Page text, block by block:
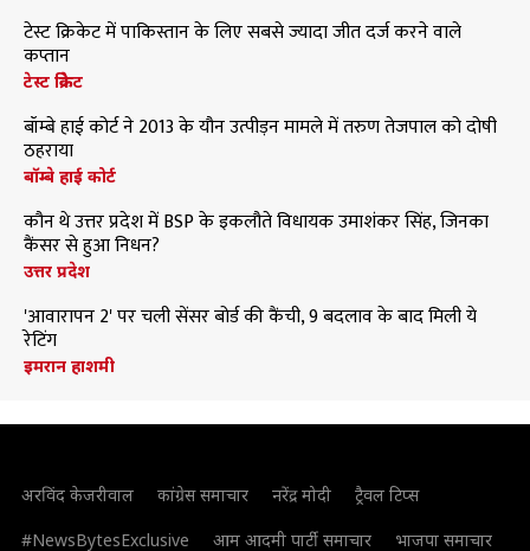
टेस्ट क्रिकेट में पाकिस्तान के लिए सबसे ज्यादा जीत दर्ज करने वाले
कप्तान
टेस्ट क्रिकेट
बॉम्बे हाई कोर्ट ने 2013 के यौन उत्पीड़न मामले में तरुण तेजपाल को दोषी
ठहराया
बॉम्बे हाई कोर्ट
कौन थे उत्तर प्रदेश में BSP के इकलौते विधायक उमाशंकर सिंह, जिनका
कैंसर से हुआ निधन?
उत्तर प्रदेश
'आवारापन 2' पर चली सेंसर बोर्ड की कैंची, 9 बदलाव के बाद मिली ये
रेटिंग
इमरान हाशमी
अरविंद केजरीवाल कांग्रेस समाचार नरेंद्र मोदी
ट्रैवल टिप्स
#NewsBytesExclusive
आम आदमी पार्टी समाचार भाजपा समाचार